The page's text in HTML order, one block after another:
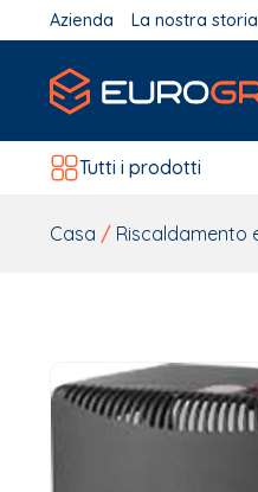
Azienda La nostra storia
Tutti i prodotti
Casa / Riscaldamento